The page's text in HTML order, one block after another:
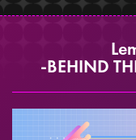
-BEHIND